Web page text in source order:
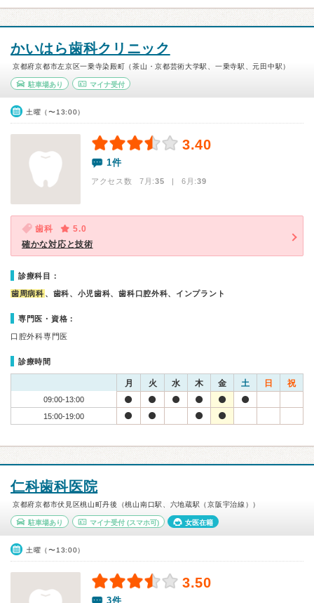
かいはら歯科クリニック
京都府京都市左京区一乗寺染殿町（茶山・京都芸術大学駅、一乗寺駅、元田中駅）
駐車場あり マイナ受付
土曜（〜13:00）
3.40
1件
アクセス数 7月:35 | 6月:39
歯科
5.0
確かな対応と技術
診療科目：
歯周病科 、歯科、小児歯科、歯科口腔外科、インプラント
専門医・資格：
口腔外科専門医
診療時間
月 火 水 木 金 土 日 祝
09:00-13:00
15:00-19:00
仁科歯科医院
京都府京都市伏見区桃山町丹後（桃山南口駅、六地蔵駅（京阪宇治線））
駐車場あり マイナ受付(スマホ可) 女医在籍
土曜（〜13:00）
3.50
3件